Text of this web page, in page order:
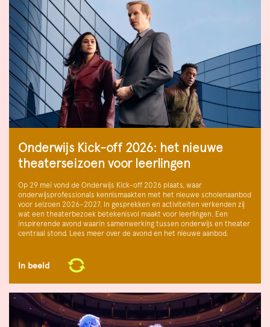
Onderwijs Kick-off 2026: het nieuwe
theaterseizoen voor leerlingen
Op 29 mei vond de Onderwijs Kick-off 2026 plaats, waar
onderwijsprofessionals kennismaakten met het nieuwe scholenaanbod
voor seizoen 2026–2027. In gesprekken en activiteiten verkenden zij
wat een theaterbezoek betekenisvol maakt voor leerlingen. Een
inspirerende avond waarin samenwerking tussen onderwijs en theater
centraal stond. Lees meer over de avond en het nieuwe aanbod.
In beeld